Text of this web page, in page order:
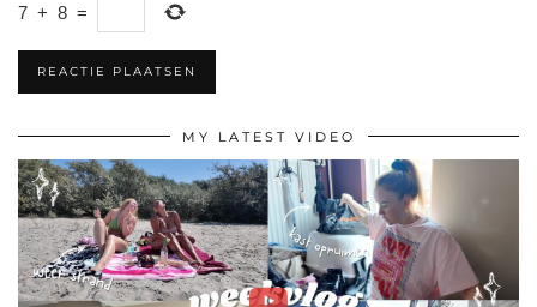
7 + 8 =
MY LATEST VIDEO